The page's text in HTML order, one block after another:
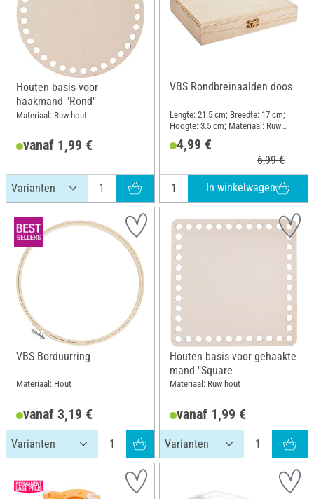
Houten basis voor
haakmand "Rond"
Materiaal: Ruw hout
vanaf 1,99 €
VBS Rondbreinaalden doos
Lengte: 21.5 cm; Breedte: 17 cm;
Hoogte: 3.5 cm; Materiaal: Ruw
4,99 €
6,99 €
In winkelwagen
VBS Borduurring
Materiaal: Hout
vanaf 3,19 €
Houten basis voor gehaakte
mand "Square
Materiaal: Ruw hout
vanaf 1,99 €